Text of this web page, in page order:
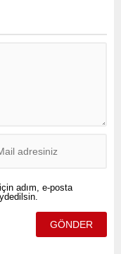
girişimler gün içinde
adım, e-posta